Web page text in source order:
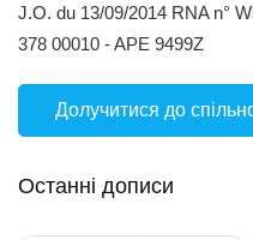
J.O. du 13/09/2014 RNA n°
378 00010 - APE 9499Z
Долучитися до
Останні дописи